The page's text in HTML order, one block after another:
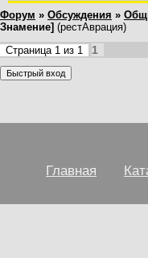
Форум » Обсуждения »
Знамение] (рестАврация)
Страница 1 из 1 1
Главная